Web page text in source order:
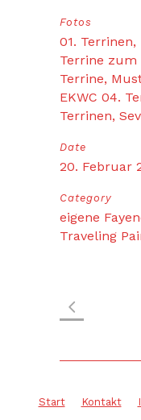
Fotos
01. Terrinen,
Terrine zum
Terrine,
EKWC 04.
Terrinen,
Date
20. Februar
Category
eigene
Traveling
Start Kontakt